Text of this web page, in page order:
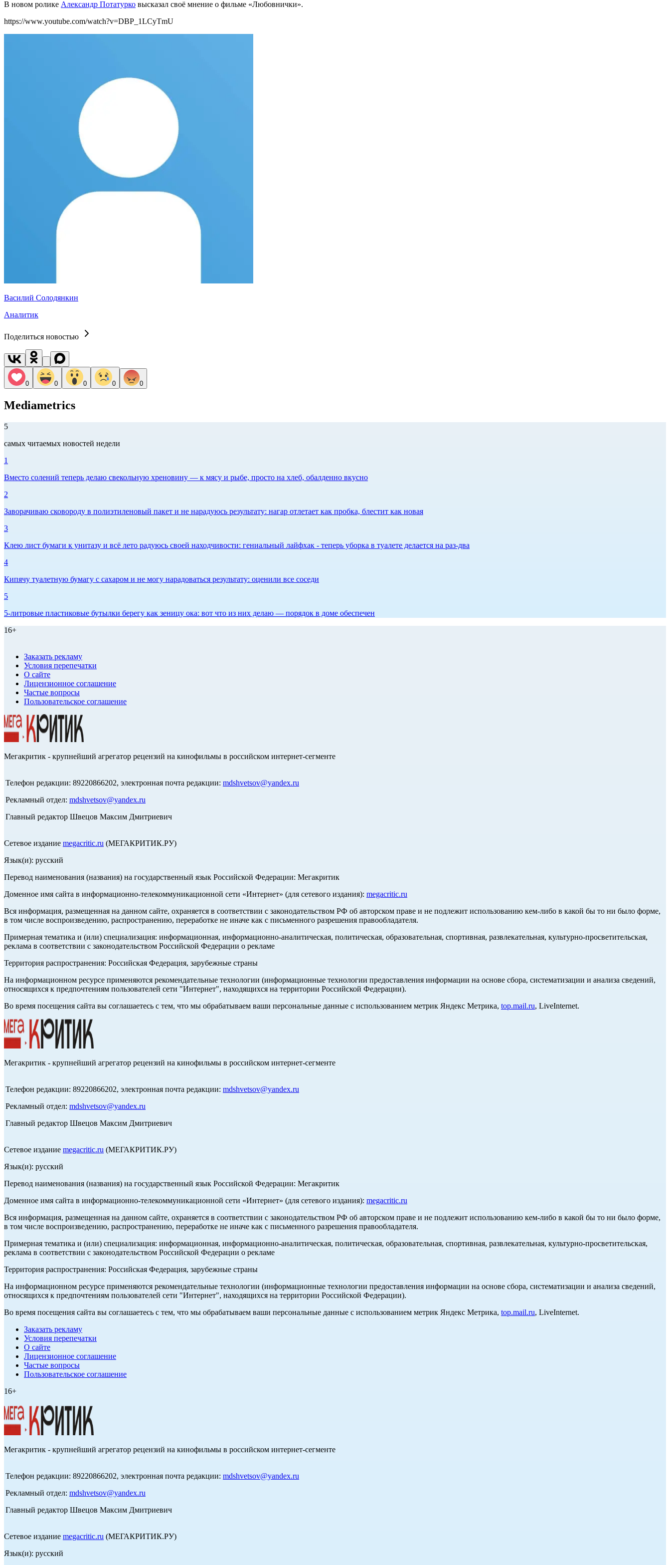
В новом ролике Александр Потатурко высказал своё мнение о фильме «Любовнички».
https://www.youtube.com/watch?v=DBP_1LCyTmU
Василий Солодянкин
Аналитик
Поделиться новостью
0 0 0 0 0
Mediametrics
5
самых читаемых новостей недели
1
Вместо солений теперь делаю свекольную хреновину — к мясу и рыбе, просто на хлеб, обалденно вкусно
2
Заворачиваю сковороду в полиэтиленовый пакет и не нарадуюсь результату: нагар отлетает как пробка, блестит как новая
3
Клею лист бумаги к унитазу и всё лето радуюсь своей находчивости: гениальный лайфхак - теперь уборка в туалете делается на раз-два
4
Кипячу туалетную бумагу с сахаром и не могу нарадоваться результату: оценили все соседи
5
5-литровые пластиковые бутылки берегу как зеницу ока: вот что из них делаю — порядок в доме обеспечен
16+
Заказать рекламу
Условия перепечатки
О сайте
Лицензионное соглашение
Частые вопросы
Пользовательское соглашение
Мегакритик - крупнейший агрегатор рецензий на кинофильмы в российском интернет-сегменте
Телефон редакции: 89220866202, электронная почта редакции: mdshvetsov@yandex.ru
Рекламный отдел: mdshvetsov@yandex.ru
Главный редактор Швецов Максим Дмитриевич
Сетевое издание megacritic.ru (МЕГАКРИТИК.РУ)
Язык(и): русский
Перевод наименования (названия) на государственный язык Российской Федерации: Мегакритик
Доменное имя сайта в информационно-телекоммуникационной сети «Интернет» (для сетевого издания): megacritic.ru
Вся информация, размещенная на данном сайте, охраняется в соответствии с законодательством РФ об авторском праве и не подлежит использованию кем-либо в какой бы то ни было форме,
в том числе воспроизведению, распространению, переработке не иначе как с письменного разрешения правообладателя.
Примерная тематика и (или) специализация: информационная, информационно-аналитическая, политическая, образовательная, спортивная, развлекательная, культурно-просветительская,
реклама в соответствии с законодательством Российской Федерации о рекламе
Территория распространения: Российская Федерация, зарубежные страны
На информационном ресурсе применяются рекомендательные технологии (информационные технологии предоставления информации на основе сбора, систематизации и анализа сведений,
относящихся к предпочтениям пользователей сети "Интернет", находящихся на территории Российской Федерации).
Во время посещения сайта вы соглашаетесь с тем, что мы обрабатываем ваши персональные данные с использованием метрик Яндекс Метрика, top.mail.ru, LiveInternet.
Мегакритик - крупнейший агрегатор рецензий на кинофильмы в российском интернет-сегменте
Телефон редакции: 89220866202, электронная почта редакции: mdshvetsov@yandex.ru
Рекламный отдел: mdshvetsov@yandex.ru
Главный редактор Швецов Максим Дмитриевич
Сетевое издание megacritic.ru (МЕГАКРИТИК.РУ)
Язык(и): русский
Перевод наименования (названия) на государственный язык Российской Федерации: Мегакритик
Доменное имя сайта в информационно-телекоммуникационной сети «Интернет» (для сетевого издания): megacritic.ru
Вся информация, размещенная на данном сайте, охраняется в соответствии с законодательством РФ об авторском праве и не подлежит использованию кем-либо в какой бы то ни было форме,
в том числе воспроизведению, распространению, переработке не иначе как с письменного разрешения правообладателя.
Примерная тематика и (или) специализация: информационная, информационно-аналитическая, политическая, образовательная, спортивная, развлекательная, культурно-просветительская,
реклама в соответствии с законодательством Российской Федерации о рекламе
Территория распространения: Российская Федерация, зарубежные страны
На информационном ресурсе применяются рекомендательные технологии (информационные технологии предоставления информации на основе сбора, систематизации и анализа сведений,
относящихся к предпочтениям пользователей сети "Интернет", находящихся на территории Российской Федерации).
Во время посещения сайта вы соглашаетесь с тем, что мы обрабатываем ваши персональные данные с использованием метрик Яндекс Метрика, top.mail.ru, LiveInternet.
Заказать рекламу
Условия перепечатки
О сайте
Лицензионное соглашение
Частые вопросы
Пользовательское соглашение
16+
Мегакритик - крупнейший агрегатор рецензий на кинофильмы в российском интернет-сегменте
Телефон редакции: 89220866202, электронная почта редакции: mdshvetsov@yandex.ru
Рекламный отдел: mdshvetsov@yandex.ru
Главный редактор Швецов Максим Дмитриевич
Сетевое издание megacritic.ru (МЕГАКРИТИК.РУ)
Язык(и): русский